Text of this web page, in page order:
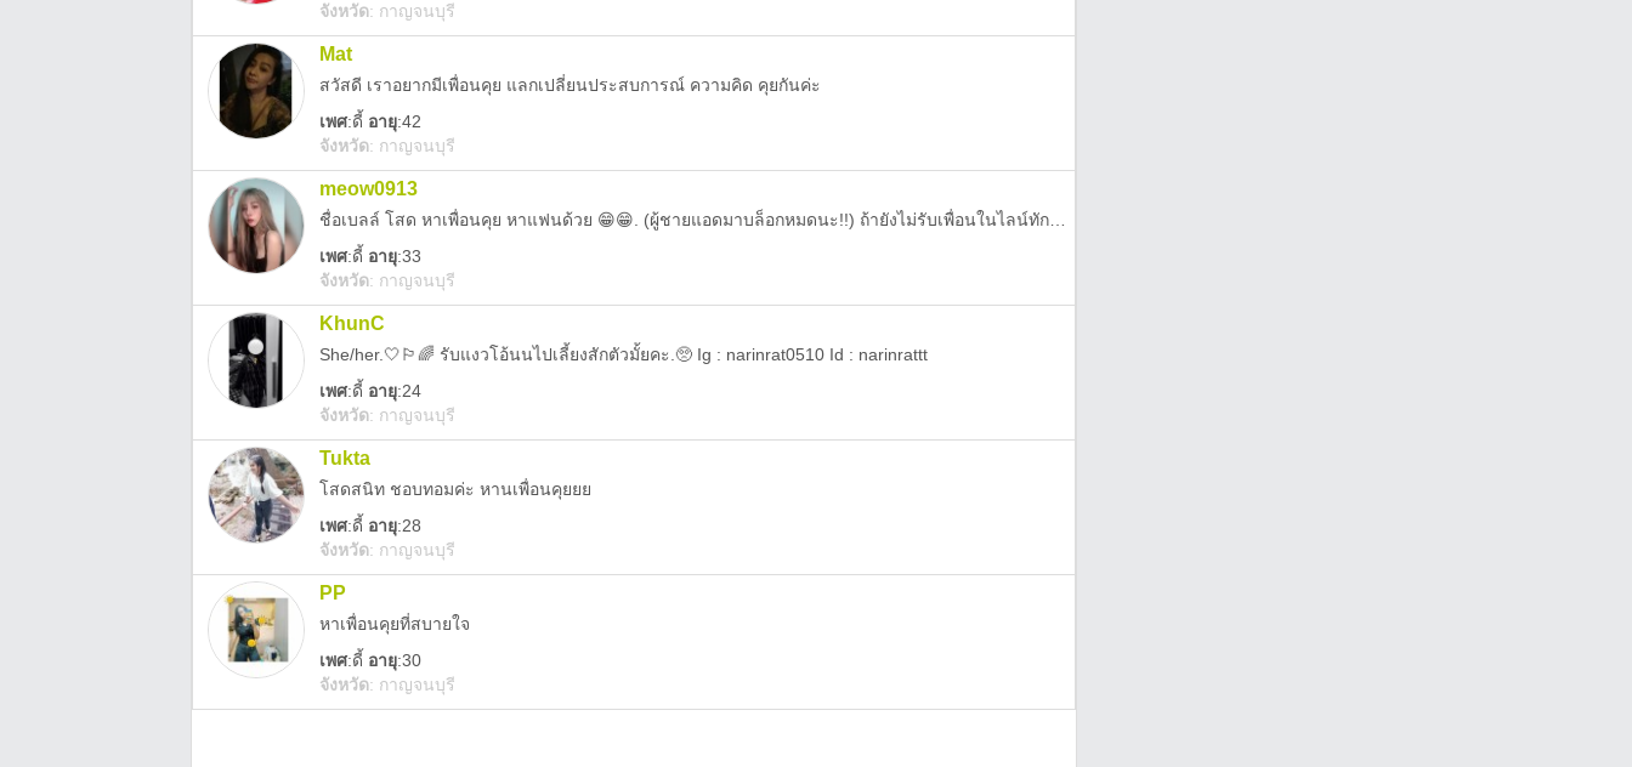
จังหวัด: กาญจนบุรี
Mat
สวัสดี เราอยากมีเพื่อนคุย แลกเปลี่ยนประสบการณ์ ความคิด คุยกันค่ะ
เพศ:ดี้ อายุ:42
จังหวัด: กาญจนบุรี
meow0913
เพศ:ดี้ อายุ:33
จังหวัด: กาญจนบุรี
KhunC
She/her.🤍🏳️‍🌈 รับแงวโอ้นนไปเลี้ยงสักตัวมั้ยคะ.🥺 Ig : narinrat0510 Id : narinrattt
เพศ:ดี้ อายุ:24
จังหวัด: กาญจนบุรี
Tukta
โสดสนิท ชอบทอมค่ะ หานเพื่อนคุยยย
เพศ:ดี้ อายุ:28
จังหวัด: กาญจนบุรี
PP
หาเพื่อนคุยที่สบายใจ
เพศ:ดี้ อายุ:30
จังหวัด: กาญจนบุรี